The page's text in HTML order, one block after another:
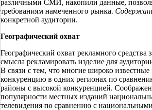
различными СМИ, накопили данные,
требованиям намеченного рынка.
конкретной аудитории.
Географический охват
Географический охват рекламного
смысла рекламировать изделие для
В связи с тем, что многие широко
конкуренцию в одних регионах по
районы с высокой конкуренцией.
популярности местных изданий
телевидения по сравнению с